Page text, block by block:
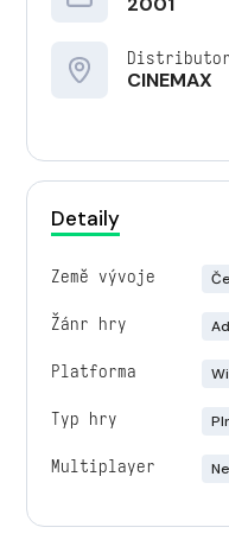
Distributor
CINEMAX
Detaily
Země vývoje
Žánr hry
Platforma
Typ hry
Multiplayer Ne